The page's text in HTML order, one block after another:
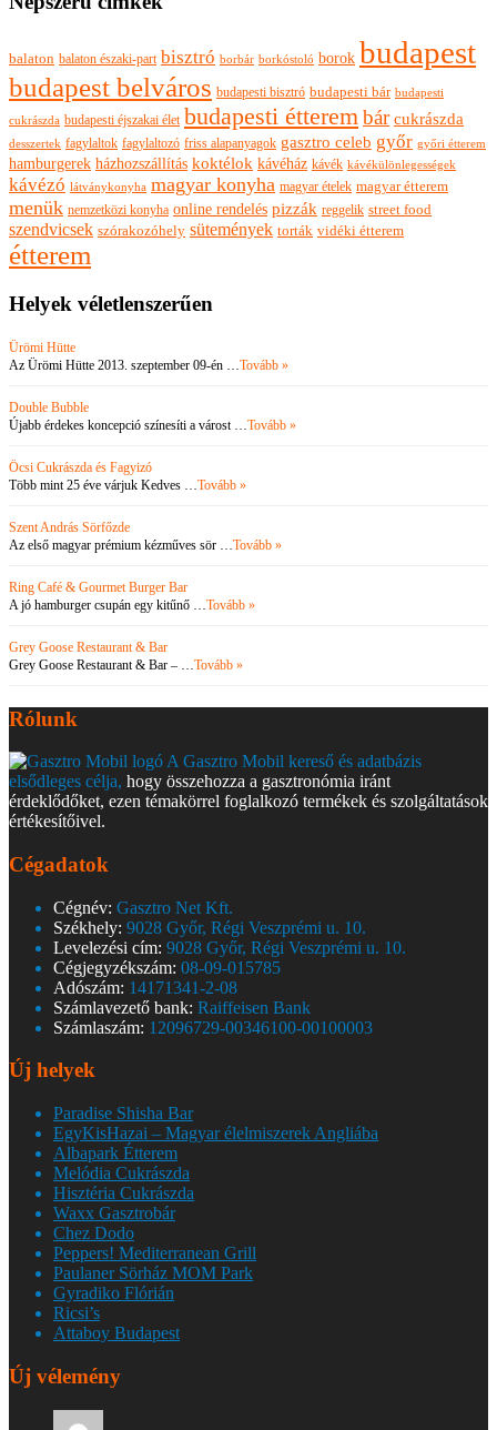
balaton balaton északi-part bisztró borbár borkóstoló borok budapest
budapest belváros budapesti bisztró budapesti bár budapesti
cukrászda budapesti éjszakai élet budapesti étterembár cukrászda
desszertek fagylaltok fagylaltozó friss alapanyagok gasztro celeb győr győri étterem
hamburgerek házhozszállítás koktélok kávéház kávék kávékülönlegességek
kávézó látványkonyha magyar konyha magyar ételek magyar étterem
menük nemzetközi konyha online rendelés pizzák reggelik street food
szendvicsek szórakozóhely sütemények torták vidéki étterem
étterem
Helyek véletlenszerűen
Ürömi Hütte
Az Ürömi Hütte 2013. szeptember 09-én …Tovább »
Double Bubble
Újabb érdekes koncepció színesíti a várost …Tovább »
Öcsi Cukrászda és Fagyizó
Több mint 25 éve várjuk Kedves …Tovább »
Szent András Sörfőzde
Az első magyar prémium kézműves sör …Tovább »
Ring Café & Gourmet Burger Bar
A jó hamburger csupán egy kitűnő …Tovább »
Grey Goose Restaurant & Bar
Grey Goose Restaurant & Bar – …Tovább »
Rólunk
A Gasztro Mobil kereső és adatbázis
elsődleges célja, hogy összehozza a gasztronómia iránt
érdeklődőket, ezen témakörrel foglalkozó termékek és szolgáltatások
értékesítőivel.
Cégadatok
Cégnév: Gasztro Net Kft.
Székhely: 9028 Győr, Régi Veszprémi u. 10.
Levelezési cím: 9028 Győr, Régi Veszprémi u. 10.
Cégjegyzékszám: 08-09-015785
Adószám: 14171341-2-08
Számlavezető bank: Raiffeisen Bank
Számlaszám: 12096729-00346100-00100003
Új helyek
Paradise Shisha Bar
EgyKisHazai – Magyar élelmiszerek Angliába
Albapark Étterem
Melódia Cukrászda
Hisztéria Cukrászda
Waxx Gasztrobár
Chez Dodo
Peppers! Mediterranean Grill
Paulaner Sörház MOM Park
Gyradiko Flórián
Ricsi’s
Attaboy Budapest
Új vélemény